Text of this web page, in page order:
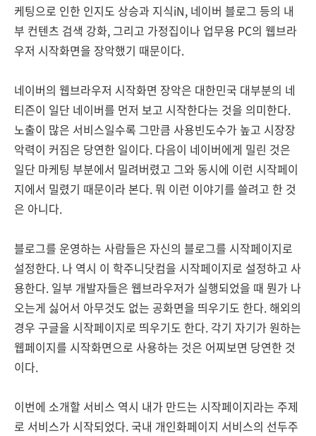
케팅으로 인한 인지도 상승과 지식iN, 네이버 블로그 등의 내
부 컨텐츠 검색 강화, 그리고 가정집이나 업무용 PC의 웹브라
우저 시작화면을 장악했기 때문이다.
네이버의 웹브라우저 시작화면 장악은 대한민국 대부분의 네
티즌이 일단 네이버를 먼저 보고 시작한다는 것을 의미한다.
노출이 많은 서비스일수록 그만큼 사용빈도수가 높고 시장장
악력이 커짐은 당연한 일이다. 다음이 네이버에게 밀린 것은
일단 마케팅 부분에서 밀려버렸고 그와 동시에 이런 시작페이
지에서 밀렸기 때문이라 본다. 뭐 이런 이야기를 쓸려고 한 것
은 아니다.
블로그를 운영하는 사람들은 자신의 블로그를 시작페이지로
설정한다. 나 역시 이 학주니닷컴을 시작페이지로 설정하고 사
용한다. 일부 개발자들은 웹브라우저가 실행되었을 때 뭔가 나
오는게 싫어서 아무것도 없는 공화면을 띄우기도 한다. 해외의
경우 구글을 시작페이지로 띄우기도 한다. 각기 자기가 원하는
웹페이지를 시작화면으로 사용하는 것은 어찌보면 당연한 것
이다.
이번에 소개할 서비스 역시 내가 만드는 시작페이지라는 주제
로 서비스가 시작되었다. 국내 개인화페이지 서비스의 선두주